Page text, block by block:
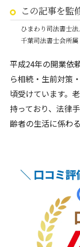
この記事を監
ひまわり司法書士
千葉司法書士会所属
平成24年の開業依
ら相続・生前対策
頃受けています。
持っており、法律
齢者の生活に係わ